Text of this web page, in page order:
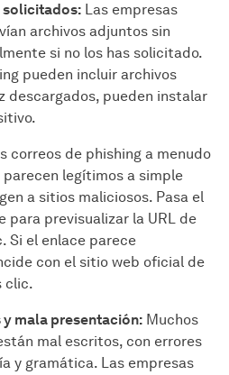
solicitados: Las empresas
archivos adjuntos sin
si no los has solicitado.
pueden incluir archivos
descargados, pueden instalar
correos de phishing a menudo
legítimos a simple
a sitios maliciosos. Pasa el
para previsualizar la URL de
Si el enlace parece
con el sitio web oficial de
clic.
mala presentación: Muchos
mal escritos, con errores
y gramática. Las empresas